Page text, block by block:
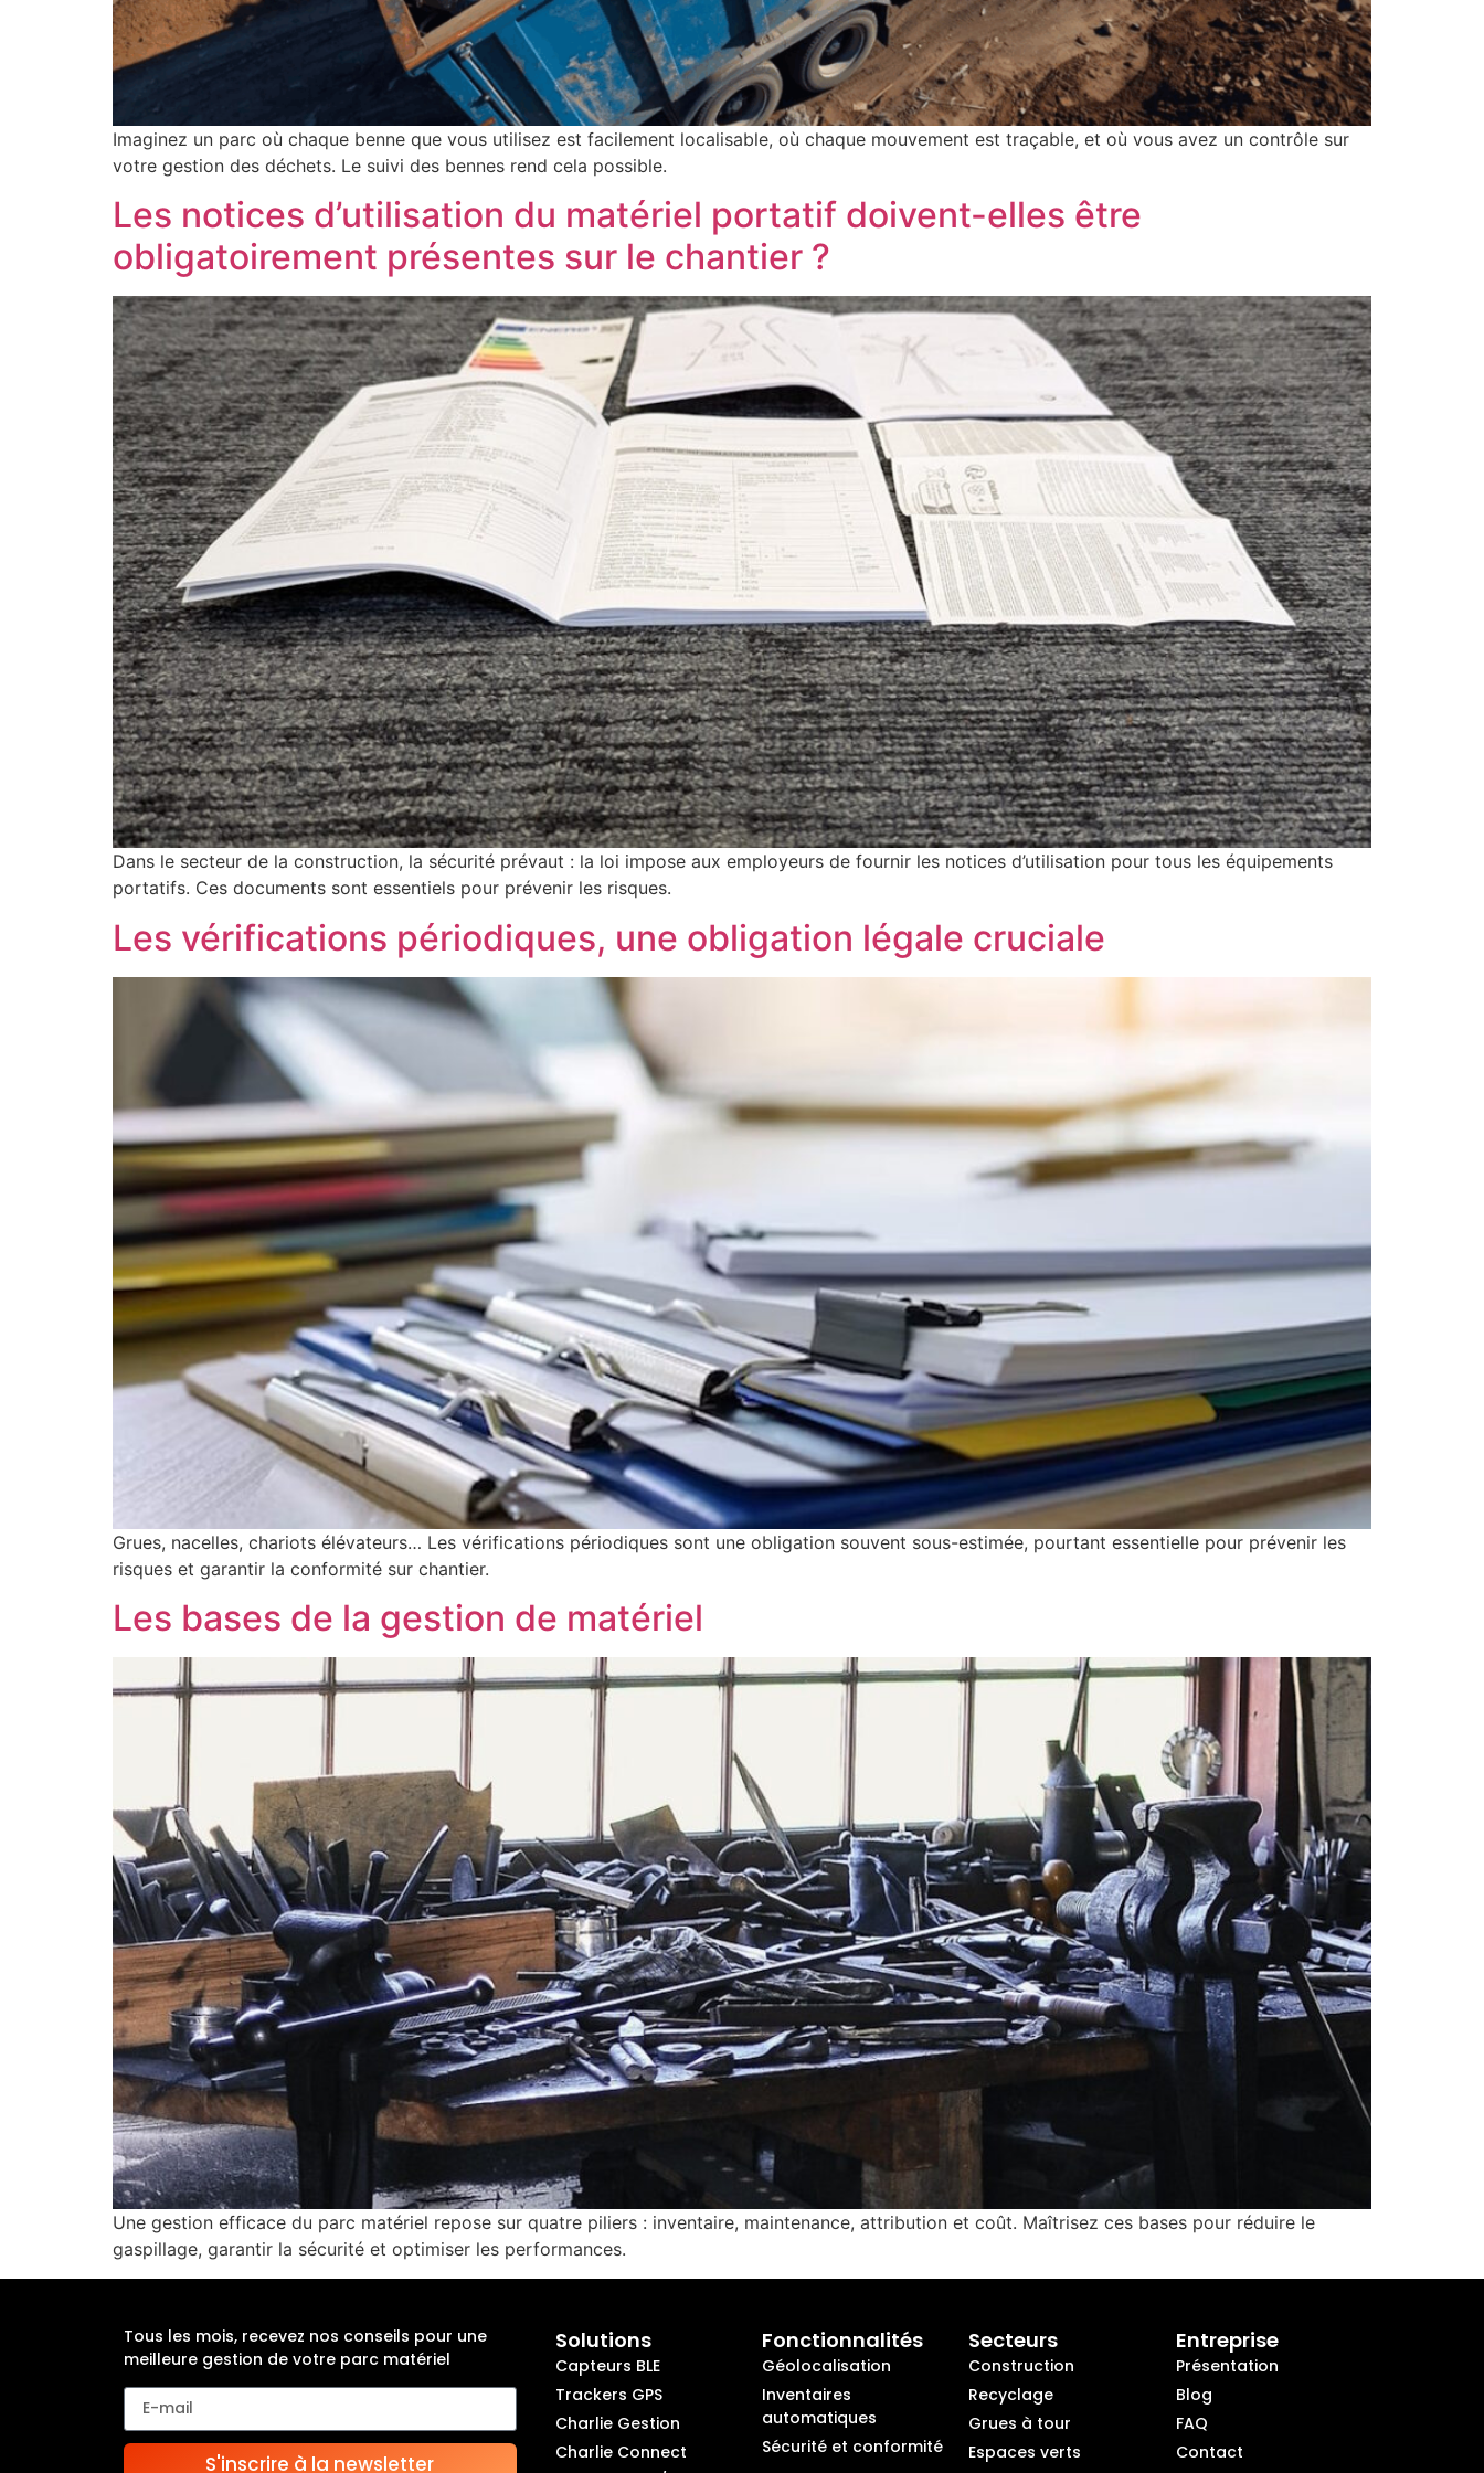
Imaginez un parc où chaque benne que vous utilisez est facilement localisable, où chaque mouvement est traçable, et où vous avez un contrôle sur
votre gestion des déchets. Le suivi des bennes rend cela possible.
Les notices d’utilisation du matériel portatif doivent-elles être
obligatoirement présentes sur le chantier ?
Dans le secteur de la construction, la sécurité prévaut : la loi impose aux employeurs de fournir les notices d’utilisation pour tous les équipements
portatifs. Ces documents sont essentiels pour prévenir les risques.
Les vérifications périodiques, une obligation légale cruciale
Grues, nacelles, chariots élévateurs… Les vérifications périodiques sont une obligation souvent sous-estimée, pourtant essentielle pour prévenir les
risques et garantir la conformité sur chantier.
Les bases de la gestion de matériel
Une gestion efficace du parc matériel repose sur quatre piliers : inventaire, maintenance, attribution et coût. Maîtrisez ces bases pour réduire le
gaspillage, garantir la sécurité et optimiser les performances.
Tous les mois, recevez nos conseils pour une
meilleure gestion de votre parc matériel
S'inscrire à la newsletter
Solutions
Capteurs BLE
Trackers GPS
Charlie Gestion
Charlie Connect
Fonctionnalités
Géolocalisation
Inventaires
automatiques
Sécurité et conformité
Secteurs
Construction
Recyclage
Grues à tour
Espaces verts
Entreprise
Présentation
Blog
FAQ
Contact